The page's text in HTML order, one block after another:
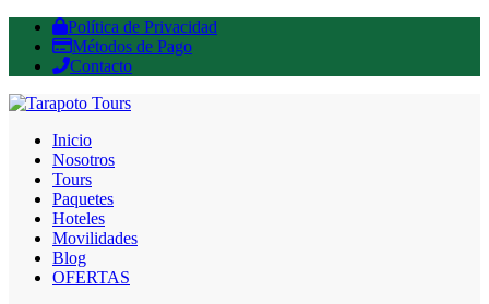
Política de Privacidad
Métodos de Pago
Contacto
Inicio
Nosotros
Tours
Paquetes
Hoteles
Movilidades
Blog
OFERTAS